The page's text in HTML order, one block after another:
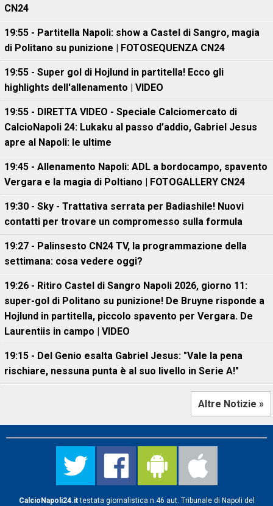
CN24
19:55 - Partitella Napoli: show a Castel di Sangro, magia
di Politano su punizione | FOTOSEQUENZA CN24
19:55 - Super gol di Hojlund in partitella! Ecco gli
highlights dell'allenamento | VIDEO
19:55 - DIRETTA VIDEO - Speciale Calciomercato di
CalcioNapoli 24: Lukaku al passo d’addio, Gabriel Jesus
apre al Napoli: le ultime
19:45 - Allenamento Napoli: ADL a bordocampo, spavento
Vergara e la magia di Poltiano | FOTOGALLERY CN24
19:30 - Sky - Trattativa serrata per Badiashile! Nuovi
contatti per trovare un compromesso sulla formula
19:27 - Palinsesto CN24 TV, la programmazione della
settimana: cosa vedere oggi?
19:26 - Ritiro Castel di Sangro Napoli 2026, giorno 11:
super-gol di Politano su punizione! De Bruyne risponde a
Hojlund in partitella, piccolo spavento per Vergara. De
Laurentiis in campo | VIDEO
19:15 - Del Genio esalta Gabriel Jesus: "Vale la pena
rischiare, nessuna punta è al suo livello in Serie A!"
Altre Notizie »
CalcioNapoli24.ittestata giornalistica n.46 aut. Tribunale di Napoli del